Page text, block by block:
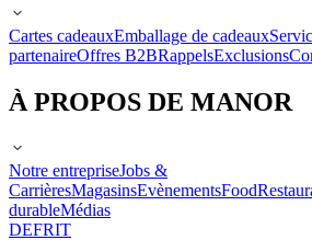
Cartes cadeauxEmballage de cadeaux
partenaireOffres B2BRappelsExclusions
À PROPOS DE MANOR
Notre entrepriseJobs &
CarrièresMagasinsEvènementsFood
durableMédias
DEFRIT